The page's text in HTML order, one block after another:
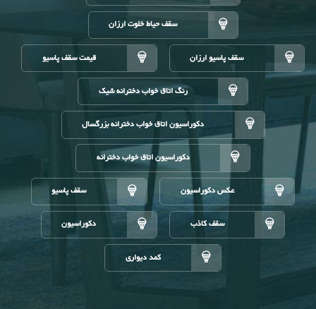
سقف حیاط خلوت ارزان
سقف پاسیو ارزان قیمت سقف پاسیو
رنگ اتاق خواب دخترانه شیک
دکوراسیون اتاق خواب دخترانه بزرگسال
دکوراسیون اتاق خواب دخترانه
عکس دکوراسیون سقف پاسیو
سقف کاذب دکوراسیون
کمد دیواری